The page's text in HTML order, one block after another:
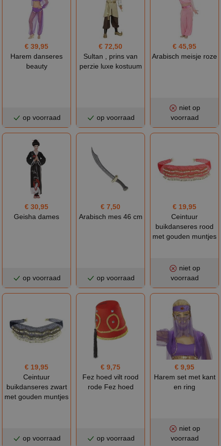
€ 39,95
Harem danseres
beauty
op voorraad
€ 72,50
Sultan , prins van
perzie luxe kostuum
op voorraad
€ 45,95
Arabisch meisje roze
niet op
voorraad
€ 30,95
Geisha dames
op voorraad
€ 7,50
Arabisch mes 46 cm
op voorraad
€ 19,95
Ceintuur
buikdanseres rood
met gouden muntjes
niet op
voorraad
€ 19,95
Ceintuur
buikdanseres zwart
met gouden muntjes
op voorraad
€ 9,75
Fez hoed vilt rood
rode Fez hoed
op voorraad
€ 9,95
Harem set met kant
en ring
niet op
voorraad